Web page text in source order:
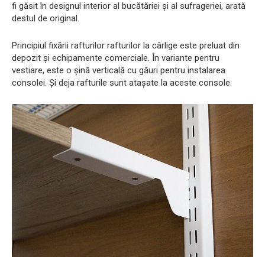
fi găsit în designul interior al bucătăriei și al sufrageriei, arată
destul de original.
Principiul fixării rafturilor rafturilor la cârlige este preluat din
depozit și echipamente comerciale. În variante pentru
vestiare, este o șină verticală cu găuri pentru instalarea
consolei. Și deja rafturile sunt atașate la aceste console.